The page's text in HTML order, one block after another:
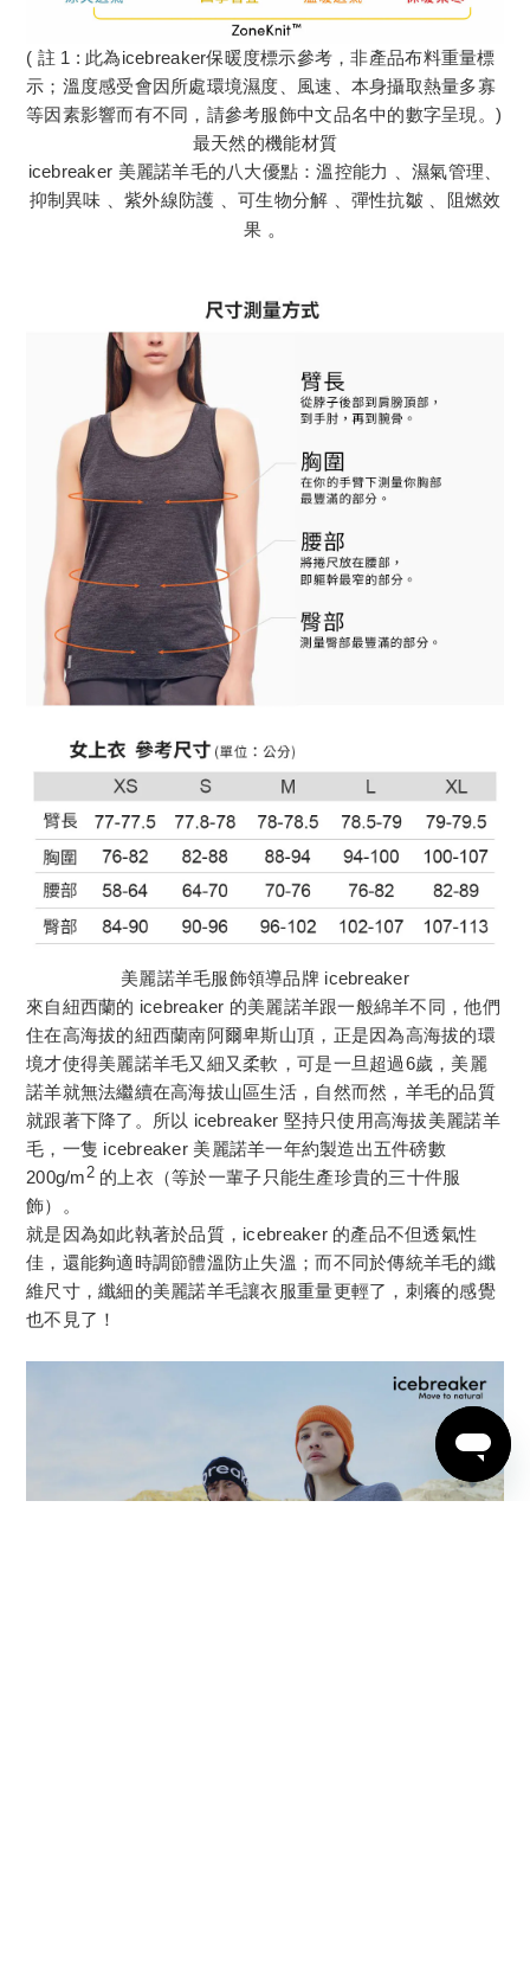
( 註 1 : 此為icebreaker保暖度標示參考，非產品布料重量標
示；溫度感受會因所處環境濕度、風速、本身攝取熱量多寡
等因素影響而有不同，請參考服飾中文品名中的數字呈現。)
最天然的機能材質
icebreaker 美麗諾羊毛的八大優點：溫控能力 、濕氣管理、
抑制異味 、紫外線防護 、可生物分解 、彈性抗皺 、阻燃效
果 。
美麗諾羊毛服飾領導品牌 icebreaker
來自紐西蘭的 icebreaker 的美麗諾羊跟一般綿羊不同，他們
住在高海拔的紐西蘭南阿爾卑斯山頂，正是因為高海拔的環
境才使得美麗諾羊毛又細又柔軟，可是一旦超過6歲，美麗
諾羊就無法繼續在高海拔山區生活，自然而然，羊毛的品質
就跟著下降了。所以 icebreaker 堅持只使用高海拔美麗諾羊
毛，一隻 icebreaker 美麗諾羊一年約製造出五件磅數
200g/m 2的上衣（等於一輩子只能生產珍貴的三十件服
飾）。
就是因為如此執著於品質，icebreaker 的產品不但透氣性
佳，還能夠適時調節體溫防止失溫；而不同於傳統羊毛的纖
維尺寸，纖細的美麗諾羊毛讓衣服重量更輕了，刺癢的感覺
也不見了！
BUY NOW